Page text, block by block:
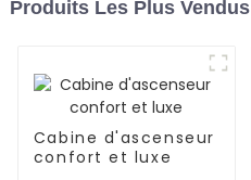
Produits Les Plus Vendus
Cabine d'ascenseur
confort et luxe